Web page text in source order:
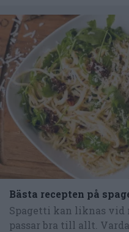
Bästa recepten på
Spagetti kan liknas vid
passar bra till allt.